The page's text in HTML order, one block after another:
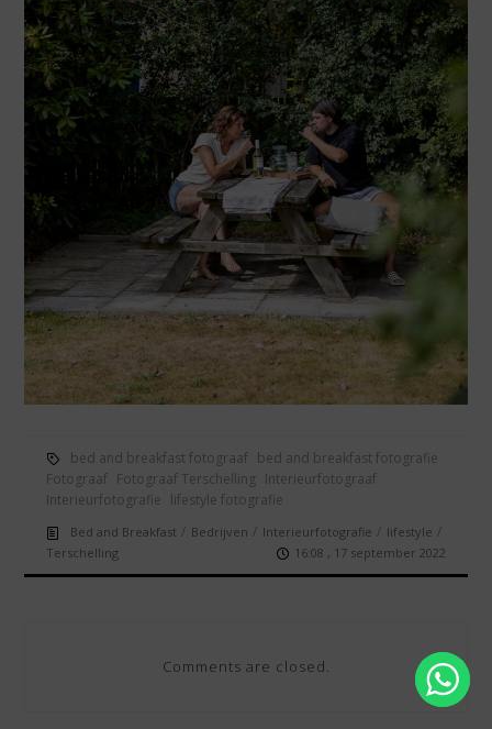
bed and breakfast fotograaf bed and breakfast fotografie
Fotograaf Fotograaf Terschelling Interieurfotograaf
Interieurfotografie lifestyle fotografie
Bed and Breakfast / Bedrijven / Interieurfotografie / lifestyle /
Terschelling 16:08 , 17 september 2022
Comments are closed.